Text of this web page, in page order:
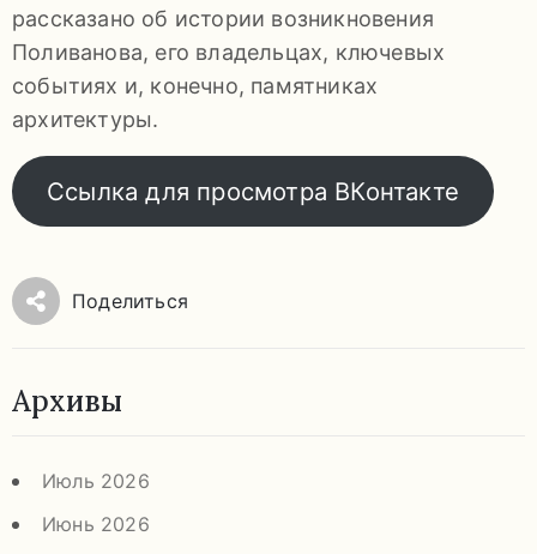
рассказано об истории возникновения
Поливанова, его владельцах, ключевых
событиях и, конечно, памятниках
архитектуры.
Ссылка для просмотра ВКонтакте
Поделиться
Архивы
Июль 2026
Июнь 2026